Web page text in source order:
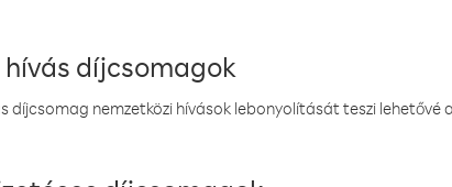
díjcsomagok
díjcsomag nemzetközi hívások lebonyolítását teszi